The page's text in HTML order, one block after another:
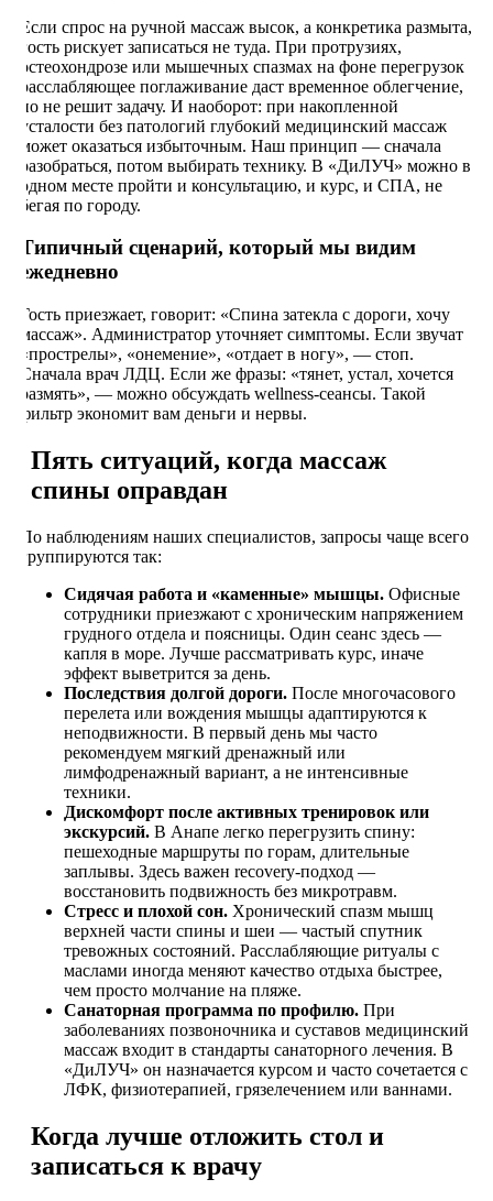
Если спрос на ручной массаж высок, а конкретика размыта,
гость рискует записаться не туда. При протрузиях,
остеохондрозе или мышечных спазмах на фоне перегрузок
расслабляющее поглаживание даст временное облегчение,
но не решит задачу. И наоборот: при накопленной
усталости без патологий глубокий медицинский массаж
может оказаться избыточным. Наш принцип — сначала
разобраться, потом выбирать технику. В «ДиЛУЧ» можно в
одном месте пройти и консультацию, и курс, и СПА, не
бегая по городу.
Типичный сценарий, который мы видим
ежедневно
Гость приезжает, говорит: «Спина затекла с дороги, хочу
массаж». Администратор уточняет симптомы. Если звучат
«прострелы», «онемение», «отдает в ногу», — стоп.
Сначала врач ЛДЦ. Если же фразы: «тянет, устал, хочется
размять», — можно обсуждать wellness-сеансы. Такой
фильтр экономит вам деньги и нервы.
Пять ситуаций, когда массаж
спины оправдан
По наблюдениям наших специалистов, запросы чаще всего
группируются так:
Сидячая работа и «каменные» мышцы. Офисные
сотрудники приезжают с хроническим напряжением
грудного отдела и поясницы. Один сеанс здесь —
капля в море. Лучше рассматривать курс, иначе
эффект выветрится за день.
Последствия долгой дороги. После многочасового
перелета или вождения мышцы адаптируются к
неподвижности. В первый день мы часто
рекомендуем мягкий дренажный или
лимфодренажный вариант, а не интенсивные
техники.
Дискомфорт после активных тренировок или
экскурсий. В Анапе легко перегрузить спину:
пешеходные маршруты по горам, длительные
заплывы. Здесь важен recovery-подход —
восстановить подвижность без микротравм.
Стресс и плохой сон. Хронический спазм мышц
верхней части спины и шеи — частый спутник
тревожных состояний. Расслабляющие ритуалы с
маслами иногда меняют качество отдыха быстрее,
чем просто молчание на пляже.
Санаторная программа по профилю. При
заболеваниях позвоночника и суставов медицинский
массаж входит в стандарты санаторного лечения. В
«ДиЛУЧ» он назначается курсом и часто сочетается с
ЛФК, физиотерапией, грязелечением или ваннами.
Когда лучше отложить стол и
записаться к врачу